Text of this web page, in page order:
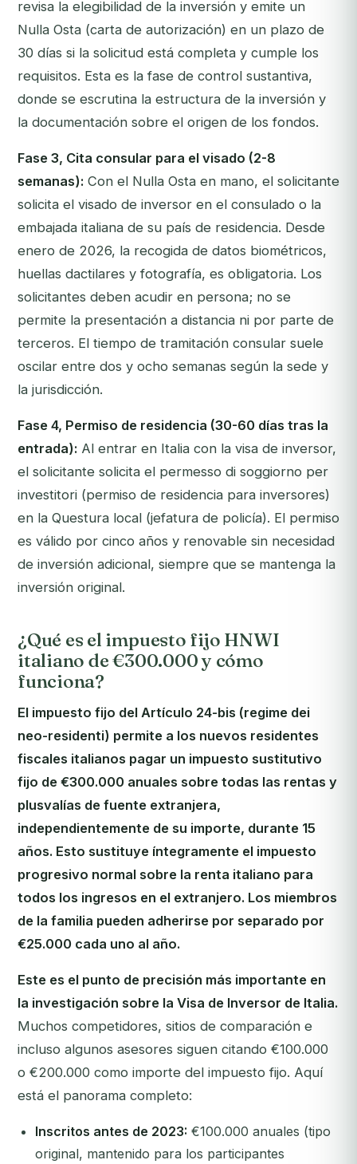
revisa la elegibilidad de la inversión y emite un
Nulla Osta (carta de autorización) en un plazo de
30 días si la solicitud está completa y cumple los
requisitos. Esta es la fase de control sustantiva,
donde se escrutina la estructura de la inversión y
la documentación sobre el origen de los fondos.
Fase 3, Cita consular para el visado (2-8
semanas): Con el Nulla Osta en mano, el solicitante
solicita el visado de inversor en el consulado o la
embajada italiana de su país de residencia. Desde
enero de 2026, la recogida de datos biométricos,
huellas dactilares y fotografía, es obligatoria. Los
solicitantes deben acudir en persona; no se
permite la presentación a distancia ni por parte de
terceros. El tiempo de tramitación consular suele
oscilar entre dos y ocho semanas según la sede y
la jurisdicción.
Fase 4, Permiso de residencia (30-60 días tras la
entrada): Al entrar en Italia con la visa de inversor,
el solicitante solicita el permesso di soggiorno per
investitori (permiso de residencia para inversores)
en la Questura local (jefatura de policía). El permiso
es válido por cinco años y renovable sin necesidad
de inversión adicional, siempre que se mantenga la
inversión original.
¿Qué es el impuesto fijo HNWI
italiano de €300.000 y cómo
funciona?
El impuesto fijo del Artículo 24-bis (regime dei
neo-residenti) permite a los nuevos residentes
fiscales italianos pagar un impuesto sustitutivo
fijo de €300.000 anuales sobre todas las rentas y
plusvalías de fuente extranjera,
independientemente de su importe, durante 15
años. Esto sustituye íntegramente el impuesto
progresivo normal sobre la renta italiano para
todos los ingresos en el extranjero. Los miembros
de la familia pueden adherirse por separado por
€25.000 cada uno al año.
Este es el punto de precisión más importante en
la investigación sobre la Visa de Inversor de Italia.
Muchos competidores, sitios de comparación e
incluso algunos asesores siguen citando €100.000
o €200.000 como importe del impuesto fijo. Aquí
está el panorama completo:
Inscritos antes de 2023: €100.000 anuales (tipo
original, mantenido para los participantes